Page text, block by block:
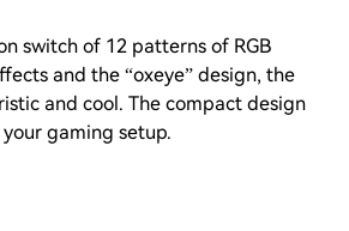
switch of 12 patterns of RGB
and the “oxeye” design, the
and cool. The compact design
gaming setup.